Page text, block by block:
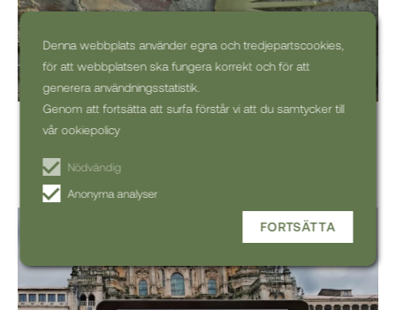
Denna webbplats använder egna och tredjepartscookies,
för att webbplatsen ska fungera korrekt och för att
generera användningsstatistik.
Genom att fortsätta att surfa förstår vi att du samtycker till
vår ookiepolicy
Nödvändig
Anonyma analyser
FORTSÄTTA
UNESCO - Världsarv längs Caminon
Upptäck UNESCO-sevärdheter längs Camino-